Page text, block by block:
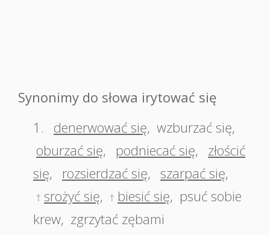
Synonimy do słowa irytować się
1.
denerwować się, wzburzać się,
oburzać się, podniecać się,
złościć
się, rozsierdzać się, szarpać się,
† srożyć się, † biesić się, psuć sobie
krew, zgrzytać zębami